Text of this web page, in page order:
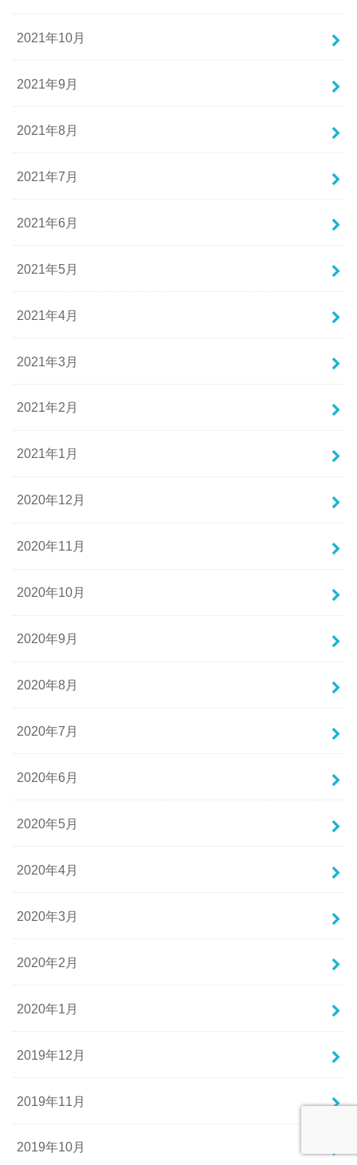
2021年10月
2021年9月
2021年8月
2021年7月
2021年6月
2021年5月
2021年4月
2021年3月
2021年2月
2021年1月
2020年12月
2020年11月
2020年10月
2020年9月
2020年8月
2020年7月
2020年6月
2020年5月
2020年4月
2020年3月
2020年2月
2020年1月
2019年12月
2019年11月
2019年10月